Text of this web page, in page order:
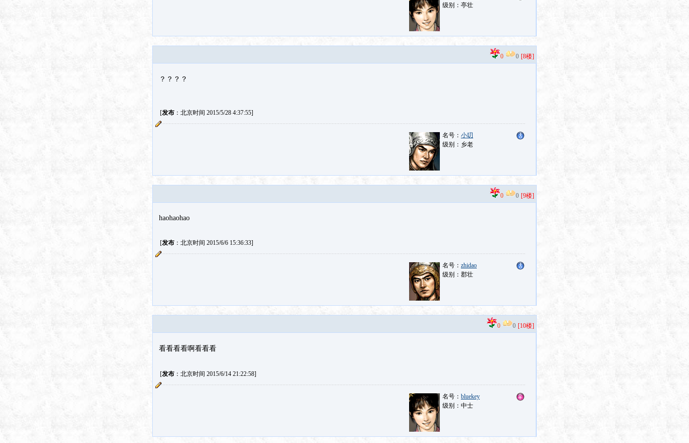
级别：亭壮
0 0 [8楼]
？？？？
[发布：北京时间 2015/5/28 4:37:55]
名号： 小叨
级别：乡老
0 0 [9楼]
haohaohao
[发布：北京时间 2015/6/6 15:36:33]
名号： zhidao
级别：郡壮
0 0 [10楼]
看看看看啊看看看
[发布：北京时间 2015/6/14 21:22:58]
名号： bluekey
级别：中士